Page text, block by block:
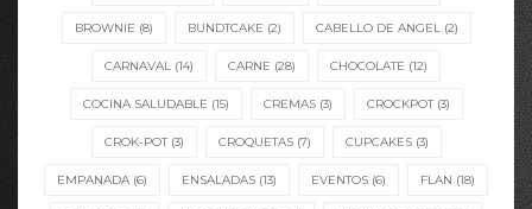
BROWNIE (8) BUNDTCAKE (2) CABELLO DE ANGEL(2)
CARNAVAL (14) CARNE (28) CHOCOLATE (12)
COCINA SALUDABLE (15) CREMAS(3) CROCKPOT(3)
CROK-POT(3) CROQUETAS(7) CUPCAKES(3)
EMPANADA (6) ENSALADAS (13) EVENTOS (6) FLAN (18)